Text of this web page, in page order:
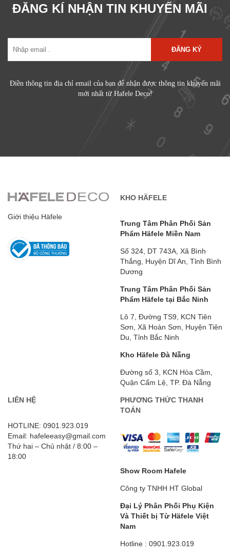
ĐĂNG KÍ NHẬN TIN KHUYẾN MÃI
ĐĂNG KÝ
Điền thông tin địa chỉ email của bạn để nhận được thông tin khuyến mãi
mới nhất từ Hafele Deco!
Giới thiệu Häfele
KHO HÄFELE
Trung Tâm Phân Phối Sản
Phẩm Häfele Miền Nam
Số 324, DT 743A, Xã Bình
Thắng, Huyện Dĩ An, Tỉnh Bình
Dương
Trung Tâm Phân Phối Sản
Phẩm Häfele tại Bắc Ninh
Lô 7, Đường TS9, KCN Tiên
Sơn, Xã Hoàn Sơn, Huyện Tiên
Du, Tỉnh Bắc Ninh
Kho Häfele Đà Nẵng
Đường số 3, KCN Hòa Cầm,
Quận Cẩm Lệ, TP. Đà Nẵng
LIÊN HỆ
HOTLINE: 0901.923.019
Email: hafeleeasy@gmail.com
Thứ hai – Chủ nhật / 8:00 –
18:00
PHƯƠNG THỨC THANH
TOÁN
Show Room Hafele
Công ty TNHH HT Global
Đại Lý Phân Phối Phụ Kiện
Và Thiết bị Từ Häfele Việt
Nam
Hotline : 0901.923.019